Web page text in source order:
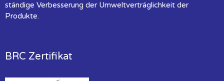
ständige Verbesserung der Umweltverträglichkeit der
Produkte.
BRC Zertifikat